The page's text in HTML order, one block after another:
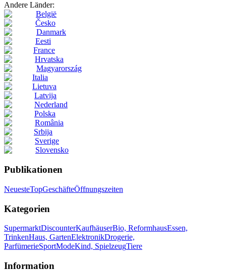
Andere Länder:
België
Česko
Danmark
Eesti
France
Hrvatska
Magyarország
Italia
Lietuva
Latvija
Nederland
Polska
România
Srbija
Sverige
Slovensko
Publikationen
NeuesteTopGeschäfteÖffnungszeiten
Kategorien
SupermarktDiscounterKaufhäuserBio, ReformhausEssen,
TrinkenHaus, GartenElektronikDrogerie,
ParfümerieSportModeKind, SpielzeugTiere
Information